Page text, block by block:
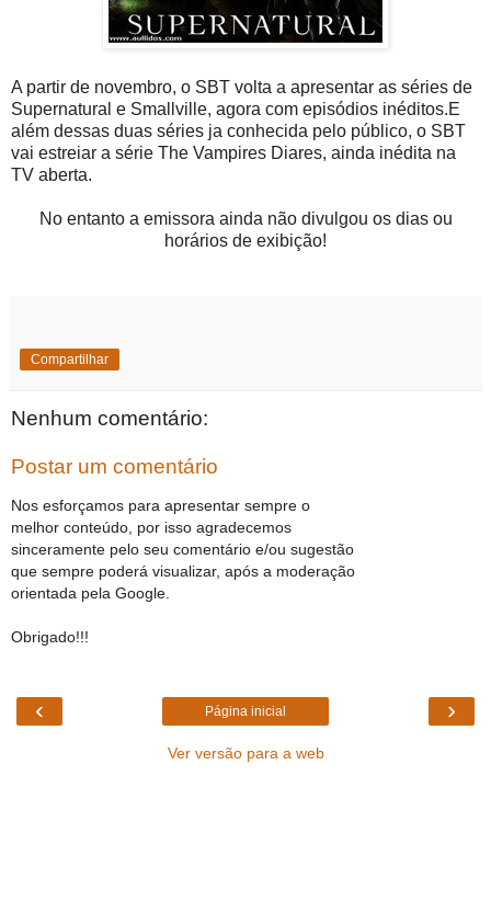
A partir de novembro, o SBT volta a apresentar as séries de
Supernatural e Smallville, agora com episódios inéditos.E
além dessas duas séries ja conhecida pelo público, o SBT
vai estreiar a série The Vampires Diares, ainda inédita na
TV aberta.
No entanto a emissora ainda não divulgou os dias ou
horários de exibição!
Compartilhar
Nenhum comentário:
Postar um comentário
Nos esforçamos para apresentar sempre o
melhor conteúdo, por isso agradecemos
sinceramente pelo seu comentário e/ou sugestão
que sempre poderá visualizar, após a moderação
orientada pela Google.
Obrigado!!!
‹ ›
Página inicial
Ver versão para a web